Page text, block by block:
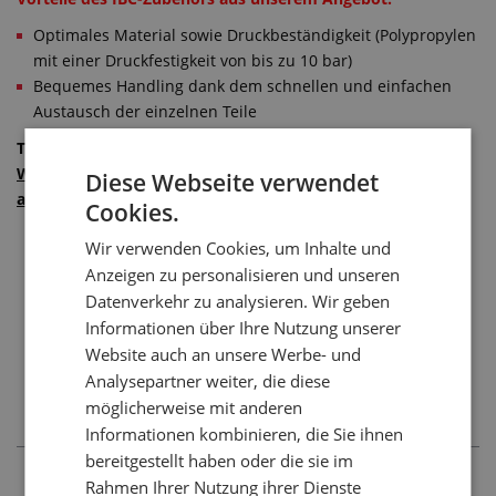
Optimales Material sowie Druckbeständigkeit (Polypropylen
mit einer Druckfestigkeit von bis zu 10 bar)
Bequemes Handling dank dem schnellen und einfachen
Austausch der einzelnen Teile
TIPP: Für die IBC-Container verwenden Sie die
Wasserschläuche sowie Wasser- und Luftdruckschläuche
aus Gummi.
Diese Webseite verwendet
Cookies.
Wir verwenden Cookies, um Inhalte und
Anzeigen zu personalisieren und unseren
Datenverkehr zu analysieren. Wir geben
Informationen über Ihre Nutzung unserer
Website auch an unsere Werbe- und
Analysepartner weiter, die diese
möglicherweise mit anderen
Informationen kombinieren, die Sie ihnen
bereitgestellt haben oder die sie im
Rahmen Ihrer Nutzung ihrer Dienste